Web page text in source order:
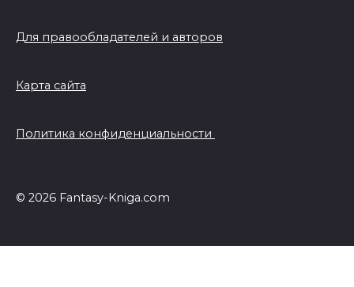
Для правообладателей и авторов
Карта сайта
Политика конфиденциальности
© 2026 Fantasy-Kniga.com